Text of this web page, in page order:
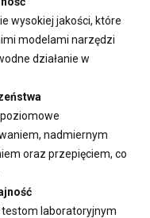
wysokiej jakości, które
modelami narzędzi
działanie w
nadmiernym
oraz przepięciem, co
laboratoryjnym